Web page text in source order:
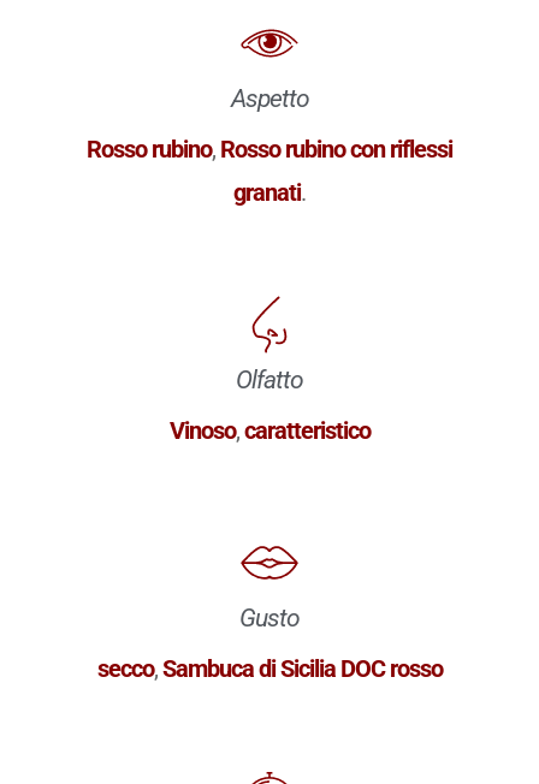
Aspetto
Rosso rubino, Rosso rubino con riflessi
granati.
Olfatto
Vinoso,caratteristico
Gusto
secco,Sambuca di Sicilia DOC rosso